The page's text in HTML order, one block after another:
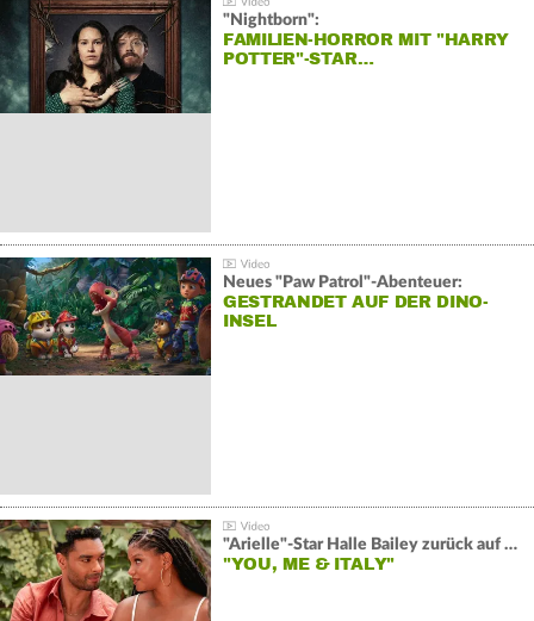
"Nightborn":
FAMILIEN-HORROR MIT "HARRY
POTTER"-STAR…
Neues "Paw Patrol"-Abenteuer:
GESTRANDET AUF DER DINO-
INSEL
"Arielle"-Star Halle Bailey zurück auf der Leinwand:
"YOU, ME & ITALY"